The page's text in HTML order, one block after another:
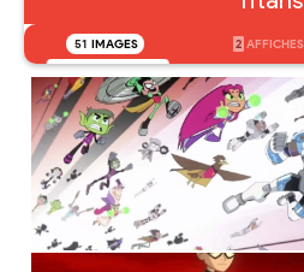
51 IMAGES 2 AFFICHES